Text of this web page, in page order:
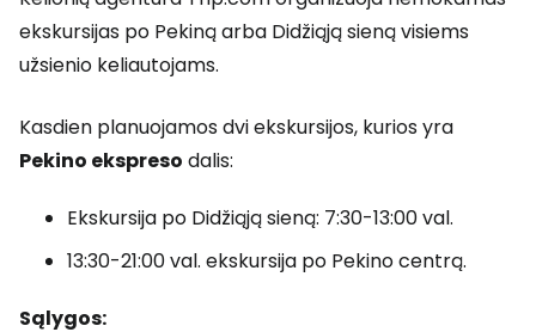
ekskursijas po Pekiną arba Didžiąją sieną visiems
užsienio keliautojams.
Kasdien planuojamos dvi ekskursijos, kurios yra
Pekino ekspreso dalis:
Ekskursija po Didžiąją sieną: 7:30-13:00 val.
13:30-21:00 val. ekskursija po Pekino centrą.
Sąlygos: